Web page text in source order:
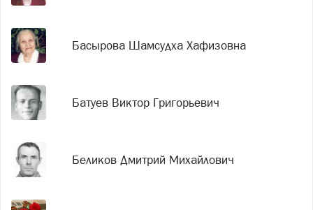
Басырова Шамсудха Хафизовна
Батуев Виктор Григорьевич
Беликов Дмитрий Михайлович